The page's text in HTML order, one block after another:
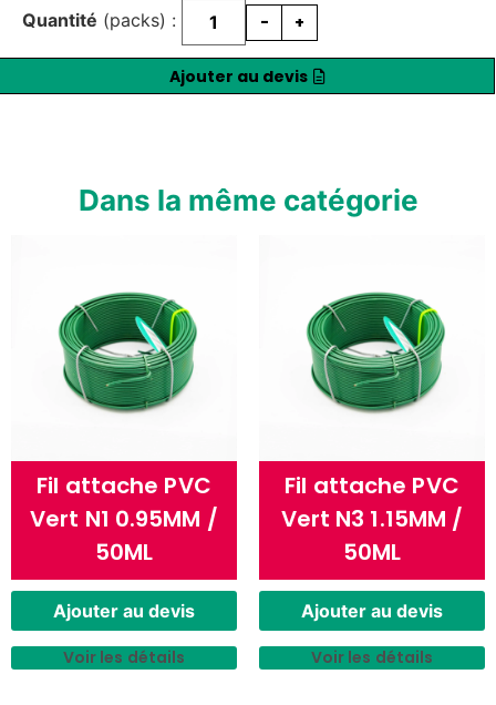
Quantité (packs) : - +
Ajouter au devis
Dans la même catégorie
Fil attache PVC
Vert N1 0.95MM /
50ML
Ajouter au devis
Voir les détails
Fil attache PVC
Vert N3 1.15MM /
50ML
Ajouter au devis
Voir les détails